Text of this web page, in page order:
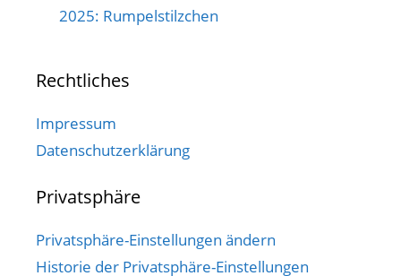
2025: Rumpelstilzchen
Rechtliches
Impressum
Datenschutzerklärung
Privatsphäre
Privatsphäre-Einstellungen ändern
Historie der Privatsphäre-Einstellungen